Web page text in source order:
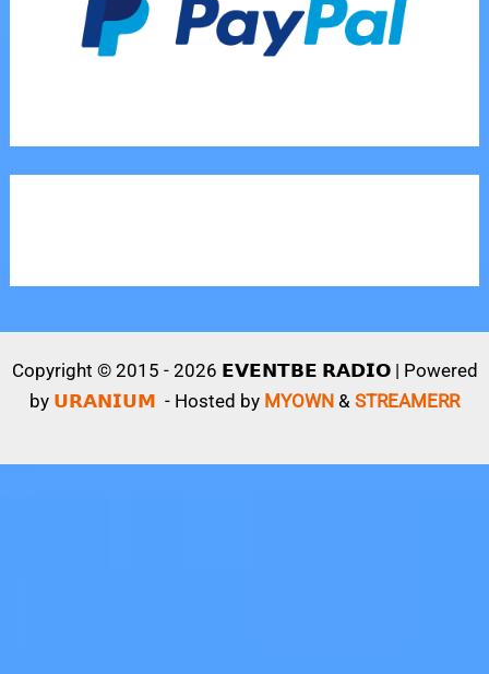
Copyright © 2015 - 2026 𝗘𝗩𝗘𝗡𝗧𝗕𝗘 𝗥𝗔𝗗𝗜𝗢 | Powered
by 𝗨𝗥𝗔𝗡𝗜𝗨𝗠 - Hosted by MYOWN & STREAMERR